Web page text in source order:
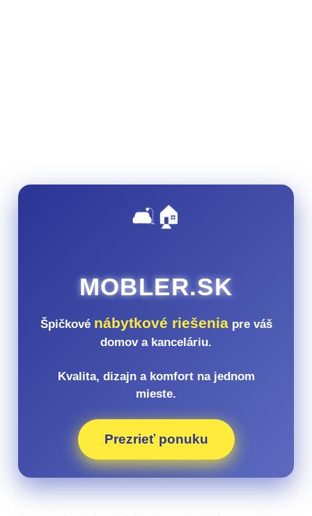
🛋️🏠
MOBLER.SK
Špičkové nábytkové riešeniapre váš
domov a kanceláriu.
Kvalita, dizajn a komfort na jednom
mieste.
Prezrieť ponuku